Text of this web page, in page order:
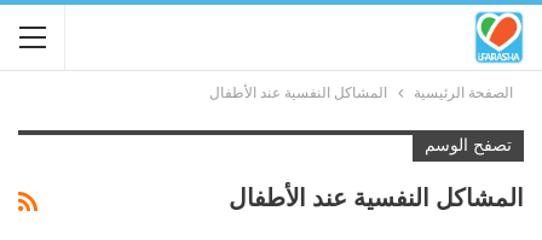
الصفحة الرئيسية المشاكل النفسية عند الأطفال
تصفح الوسم
المشاكل النفسية عند الأطفال